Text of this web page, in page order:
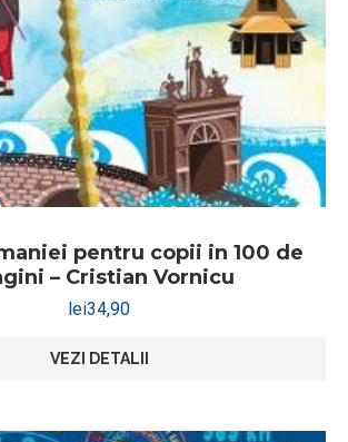
pentru copii in 100 de
– Cristian Vornicu
lei34,90
VEZI DETALII